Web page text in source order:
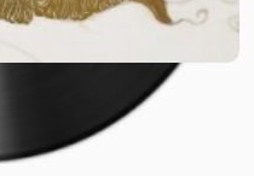
i Hälsingland med omnejd
att dessa evenemang
vi hjälp av er
Stora som små bidrag är
evenemang inte går av
oss för att hålla